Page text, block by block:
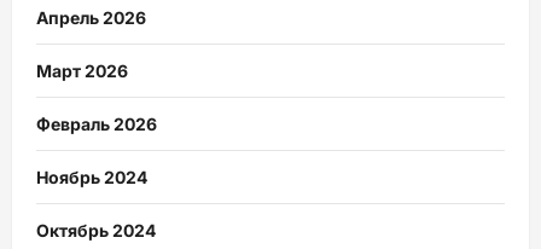
Апрель 2026
Март 2026
Февраль 2026
Ноябрь 2024
Октябрь 2024